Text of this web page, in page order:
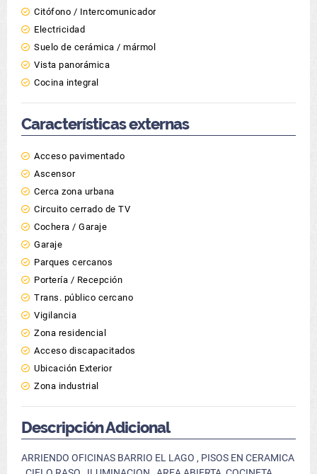
Citófono / Intercomunicador
Electricidad
Suelo de cerámica / mármol
Vista panorámica
Cocina integral
Características externas
Acceso pavimentado
Ascensor
Cerca zona urbana
Circuito cerrado de TV
Cochera / Garaje
Garaje
Parques cercanos
Portería / Recepción
Trans. público cercano
Vigilancia
Zona residencial
Acceso discapacitados
Ubicación Exterior
Zona industrial
Descripción Adicional
ARRIENDO OFICINAS BARRIO EL LAGO , PISOS EN CERAMICA